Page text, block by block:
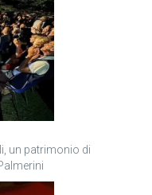
un patrimonio di